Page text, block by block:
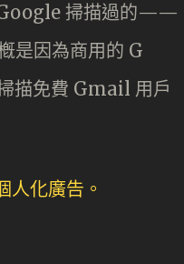
Google 掃描過的——
是因為商用的 G
描免費 Gmail 用戶